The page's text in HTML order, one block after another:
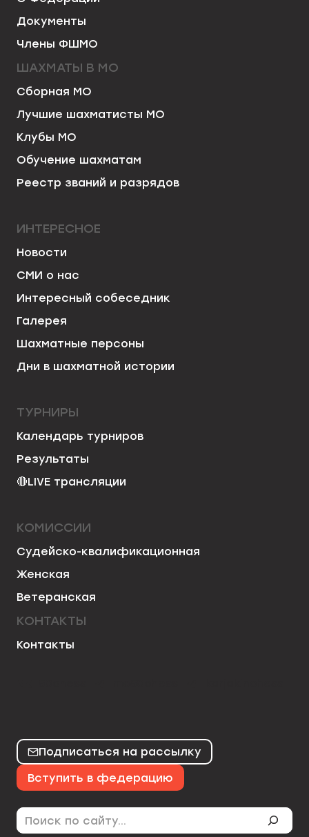
Документы
Члены ФШМО
ШАХМАТЫ В МО
Сборная МО
Лучшие шахматисты МО
Клубы МО
Обучение шахматам
Реестр званий и разрядов
ИНТЕРЕСНОЕ
Новости
СМИ о нас
Интересный собеседник
Галерея
Шахматные персоны
Дни в шахматной истории
ТУРНИРЫ
Календарь турниров
Результаты
🔴LIVE трансляции
КОМИССИИ
Судейско-квалификационная
Женская
Ветеранская
КОНТАКТЫ
Контакты
Подписаться на рассылку
Вступить в федерацию
Поиск